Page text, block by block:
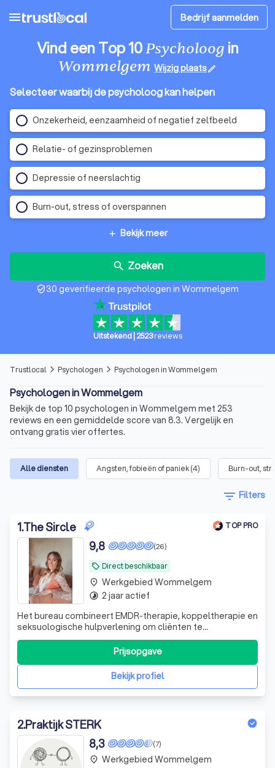
menu Bedrijf aanmelden
Vind een Top 10Psycholoog in
Wommelgem Wijzig plaatsedit
Selecteer waarbij de psycholoog kan helpen
Onzekerheid, eenzaamheid of negatief zelfbeeld
Relatie- of gezinsproblemen
Depressie of neerslachtig
Burn-out, stress of overspannen
add Bekijk meer
search Zoeken
verified_user30 geverifieerde psychologen in Wommelgem
Uitstekend| 2523 reviews
Trustlocal arrow_forward_ios Psychologen arrow_forward_ios Psychologen in Wommelgem
Psychologen in Wommelgem
Bekijk de top 10 psychologen in Wommelgem met 253
reviews en een gemiddelde score van 8.3. Vergelijk en
ontvang gratis vier offertes.
Alle diensten Angsten, fobieën of paniek(4) Burn-out,
filter_list Filters
1.The Sircle TOP PRO
local_offer Direct beschikbaar
(26)
9,8
Het bureau combineert EMDR-therapie, koppeltherapie en
seksuologische hulpverlening om cliënten te
ondersteunen in hun zoektocht naar liefde en verbinding.
Bekijk profiel
Prijsopgave
place Werkgebied Wommelgem
timelapse 2 jaar actief
2.Praktijk STERK
(7)
8,3
place Werkgebied Wommelgem